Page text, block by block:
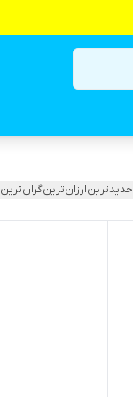
جدیدترینارزان‌ترینگران‌ترین